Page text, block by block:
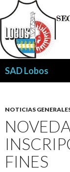
SAD Lobos
NOTICIAS
FINES